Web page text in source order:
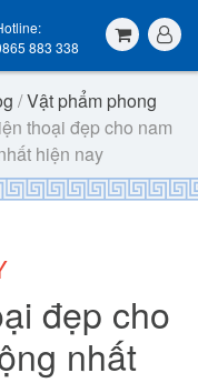
883 338
/Vật phẩm phong
thoại đẹp cho nam
hiện nay
đẹp cho
nhất